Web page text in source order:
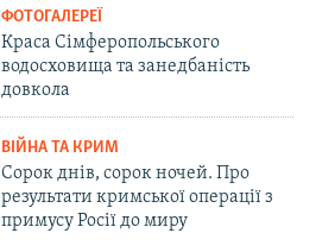
ФОТОГАЛЕРЕЇ
Краса Сімферопольського
водосховища та занедбаність
довкола
ВІЙНА ТА КРИМ
Сорок днів, сорок ночей. Про
результати кримської операції з
примусу Росії до миру